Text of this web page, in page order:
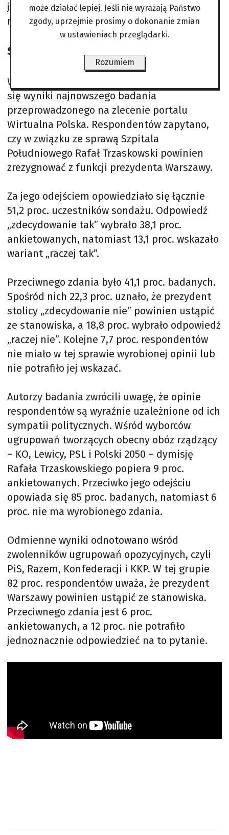
jeśli udział weźmie w nim co najmniej 467 tys.
mieszkańców Warszawy.
Sonda Wirtualnej Polski
W kontekście tej sytuacji ciekawie prezentują
się wyniki najnowszego badania
przeprowadzonego na zlecenie portalu
Wirtualna Polska. Respondentów zapytano,
czy w związku ze sprawą Szpitala
Południowego Rafał Trzaskowski powinien
zrezygnować z funkcji prezydenta Warszawy.
Za jego odejściem opowiedziało się łącznie
51,2 proc. uczestników sondażu. Odpowiedź
„zdecydowanie tak” wybrało 38,1 proc.
ankietowanych, natomiast 13,1 proc. wskazało
wariant „raczej tak”.
Przeciwnego zdania było 41,1 proc. badanych.
Spośród nich 22,3 proc. uznało, że prezydent
stolicy „zdecydowanie nie” powinien ustąpić
ze stanowiska, a 18,8 proc. wybrało odpowiedź
„raczej nie”. Kolejne 7,7 proc. respondentów
nie miało w tej sprawie wyrobionej opinii lub
nie potrafiło jej wskazać.
Autorzy badania zwrócili uwagę, że opinie
respondentów są wyraźnie uzależnione od ich
sympatii politycznych. Wśród wyborców
ugrupowań tworzących obecny obóz rządzący
– KO, Lewicy, PSL i Polski 2050 – dymisję
Rafała Trzaskowskiego popiera 9 proc.
ankietowanych. Przeciwko jego odejściu
opowiada się 85 proc. badanych, natomiast 6
proc. nie ma wyrobionego zdania.
Odmienne wyniki odnotowano wśród
zwolenników ugrupowań opozycyjnych, czyli
PiS, Razem, Konfederacji i KKP. W tej grupie
82 proc. respondentów uważa, że prezydent
Warszawy powinien ustąpić ze stanowiska.
Przeciwnego zdania jest 6 proc.
ankietowanych, a 12 proc. nie potrafiło
jednoznacznie odpowiedzieć na to pytanie.
może działać lepiej. Jeśli nie wyrażają Państwo
zgody, uprzejmie prosimy o dokonanie zmian
w ustawieniach przeglądarki.
Rozumiem